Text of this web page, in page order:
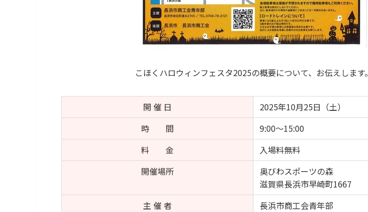
こほくハロウィンフェスタ2025の概要について、お伝えします。
開 催 日
2025年10月25日（土）
時 間
9:00～15:00
料 金
入場料無料
開催場所
奥びわスポーツの森
滋賀県長浜市早崎町1667
主 催 者
長浜市商工会青年部